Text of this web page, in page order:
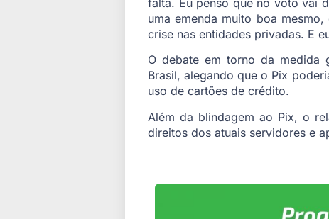
falta. Eu penso que no voto vai
uma emenda muito boa
crise nas entidades privadas. E
O debate em torno da medida
Brasil, alegando que o Pix
uso de cartões de crédito.
Além da blindagem ao Pix, o
direitos dos atuais servidores e